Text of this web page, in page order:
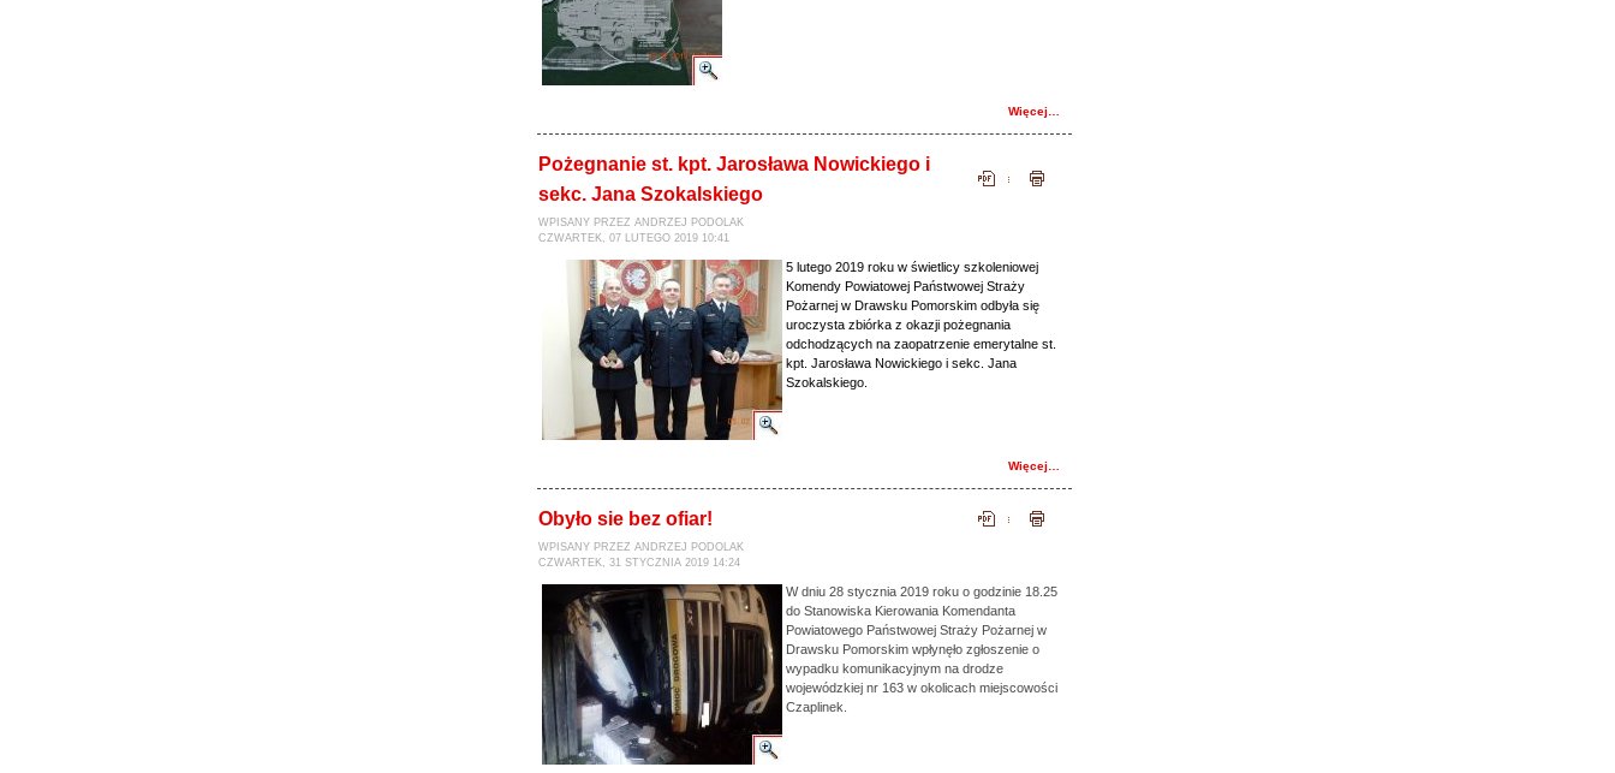
Więcej…
Pożegnanie st. kpt. Jarosława Nowickiego i
sekc. Jana Szokalskiego
WPISANY PRZEZ ANDRZEJ PODOLAK
CZWARTEK, 07 LUTEGO 2019 10:41
5 lutego 2019 roku w świetlicy szkoleniowej
Komendy Powiatowej Państwowej Straży
Pożarnej w Drawsku Pomorskim odbyła się
uroczysta zbiórka z okazji pożegnania
odchodzących na zaopatrzenie emerytalne st.
kpt. Jarosława Nowickiego i sekc. Jana
Szokalskiego.
Więcej…
Obyło sie bez ofiar!
WPISANY PRZEZ ANDRZEJ PODOLAK
CZWARTEK, 31 STYCZNIA 2019 14:24
W dniu 28 stycznia 2019 roku o godzinie 18.25
do Stanowiska Kierowania Komendanta
Powiatowego Państwowej Straży Pożarnej w
Drawsku Pomorskim wpłynęło zgłoszenie o
wypadku komunikacyjnym na drodze
wojewódzkiej nr 163 w okolicach miejscowości
Czaplinek.